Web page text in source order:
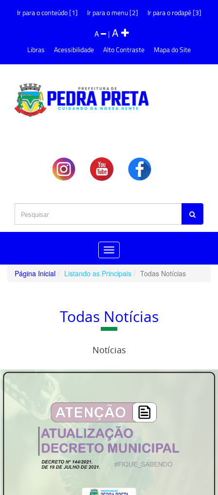
Ir para o conteúdo [1] Ir para o menu [2] Ir para o rodapé [3]
A |A
Libras Acessibilidade Alto Contraste Mapa do Site
Toggle
navigation
Página Inicial
Listando as Principais Todas Notícias
Todas Notícias
Notícias